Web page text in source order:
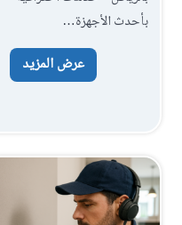
بأحدث الأجهزة…
عرض المزيد